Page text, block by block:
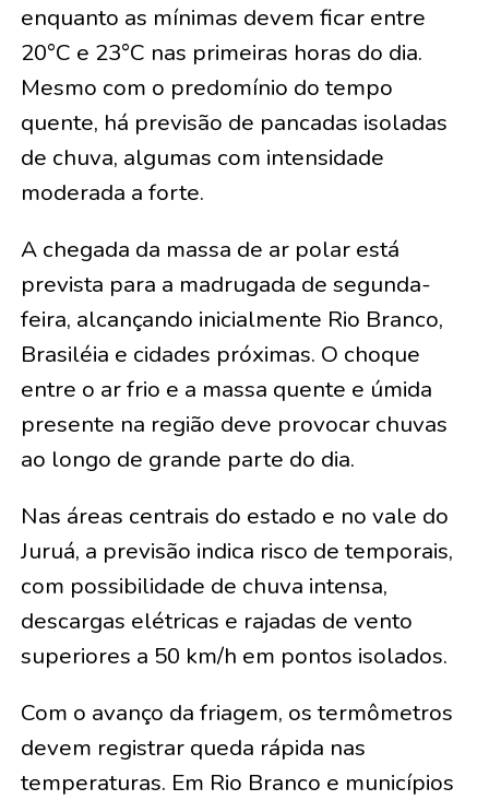
enquanto as mínimas devem ficar entre
20°C e 23°C nas primeiras horas do dia.
Mesmo com o predomínio do tempo
quente, há previsão de pancadas isoladas
de chuva, algumas com intensidade
moderada a forte.
A chegada da massa de ar polar está
prevista para a madrugada de segunda-
feira, alcançando inicialmente Rio Branco,
Brasiléia e cidades próximas. O choque
entre o ar frio e a massa quente e úmida
presente na região deve provocar chuvas
ao longo de grande parte do dia.
Nas áreas centrais do estado e no vale do
Juruá, a previsão indica risco de temporais,
com possibilidade de chuva intensa,
descargas elétricas e rajadas de vento
superiores a 50 km/h em pontos isolados.
Com o avanço da friagem, os termômetros
devem registrar queda rápida nas
temperaturas. Em Rio Branco e municípios